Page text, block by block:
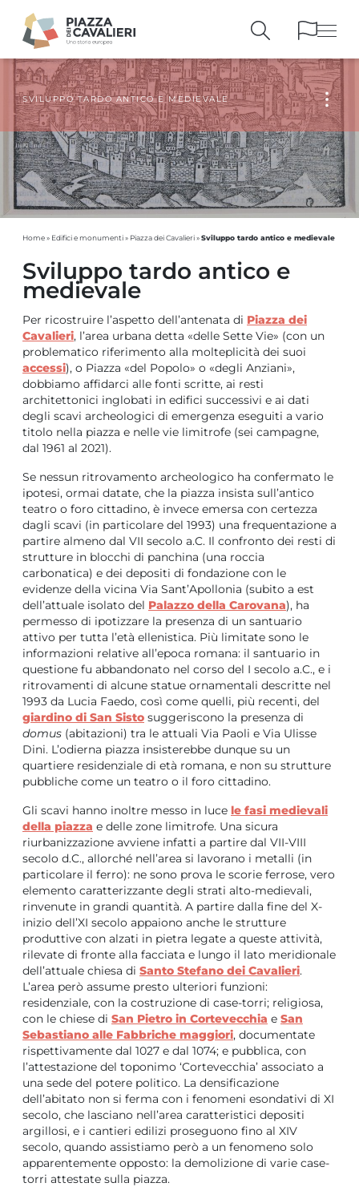
EDIFICIE MONUMENTI
LA PIAZZANEI SECOLI
PERSONAGGIE TESTIMONIANZE
PUBBLICAZIONIE STRUMENTI
PERCORSIE PRENOTAZIONI
SVILUPPO TARDO ANTICO E MEDIEVALE
Home» Edifici e monumenti» Piazza dei Cavalieri»Sviluppo tardo antico e medievale
Sviluppo tardo antico e
medievale
Per ricostruire l’aspetto dell’antenata di Piazza dei
Cavalieri, l’area urbana detta «delle Sette Vie» (con un
problematico riferimento alla molteplicità dei suoi
accessi), o Piazza «del Popolo» o «degli Anziani»,
dobbiamo affidarci alle fonti scritte, ai resti
architettonici inglobati in edifici successivi e ai dati
degli scavi archeologici di emergenza eseguiti a vario
titolo nella piazza e nelle vie limitrofe (sei campagne,
dal 1961 al 2021).
Se nessun ritrovamento archeologico ha confermato le
ipotesi, ormai datate, che la piazza insista sull’antico
teatro o foro cittadino, è invece emersa con certezza
dagli scavi (in particolare del 1993) una frequentazione a
partire almeno dal VII secolo a.C. Il confronto dei resti di
strutture in blocchi di panchina (una roccia
carbonatica) e dei depositi di fondazione con le
evidenze della vicina Via Sant’Apollonia (subito a est
dell’attuale isolato del Palazzo della Carovana), ha
permesso di ipotizzare la presenza di un santuario
attivo per tutta l’età ellenistica. Più limitate sono le
informazioni relative all’epoca romana: il santuario in
questione fu abbandonato nel corso del I secolo a.C., e i
ritrovamenti di alcune statue ornamentali descritte nel
1993 da Lucia Faedo, così come quelli, più recenti, del
giardino di San Sisto suggeriscono la presenza di
domus (abitazioni) tra le attuali Via Paoli e Via Ulisse
Dini. L’odierna piazza insisterebbe dunque su un
quartiere residenziale di età romana, e non su strutture
pubbliche come un teatro o il foro cittadino.
Gli scavi hanno inoltre messo in luce le fasi medievali
della piazza e delle zone limitrofe. Una sicura
riurbanizzazione avviene infatti a partire dal VII-VIII
secolo d.C., allorché nell’area si lavorano i metalli (in
particolare il ferro): ne sono prova le scorie ferrose, vero
elemento caratterizzante degli strati alto-medievali,
rinvenute in grandi quantità. A partire dalla fine del X-
inizio dell’XI secolo appaiono anche le strutture
produttive con alzati in pietra legate a queste attività,
rilevate di fronte alla facciata e lungo il lato meridionale
dell’attuale chiesa di Santo Stefano dei Cavalieri.
L’area però assume presto ulteriori funzioni:
residenziale, con la costruzione di case-torri; religiosa,
con le chiese di San Pietro in Cortevecchia e San
Sebastiano alle Fabbriche maggiori, documentate
rispettivamente dal 1027 e dal 1074; e pubblica, con
l’attestazione del toponimo ‘Cortevecchia’ associato a
una sede del potere politico. La densificazione
dell’abitato non si ferma con i fenomeni esondativi di XI
secolo, che lasciano nell’area caratteristici depositi
argillosi, e i cantieri edilizi proseguono fino al XIV
secolo, quando assistiamo però a un fenomeno solo
apparentemente opposto: la demolizione di varie case-
torri attestate sulla piazza.